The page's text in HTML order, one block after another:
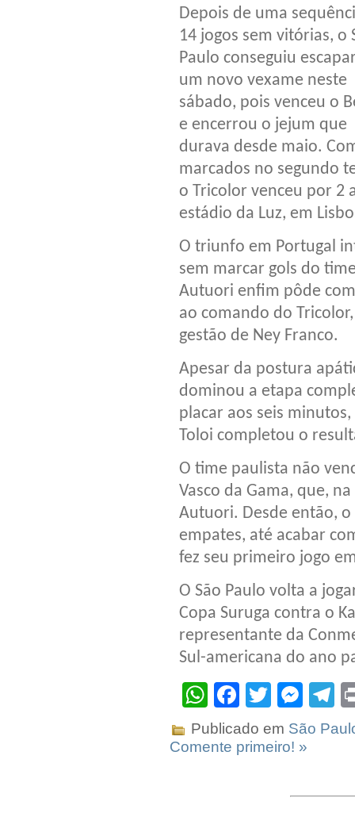
Depois de uma
14 jogos sem vitórias, o
Paulo conseguiu
um novo vexame neste
sábado, pois venceu o
e encerrou o jejum que
durava desde maio.
marcados no segundo
o Tricolor venceu por 2
estádio da Luz, em
O triunfo em Portugal
sem marcar gols do
Autuori enfim pôde
ao comando do
gestão de Ney Franco.
Apesar da postura
dominou a etapa
placar aos seis
Toloi completou o
O time paulista não
Vasco da Gama, que,
Autuori. Desde então,
empates, até acabar
fez seu primeiro jogo
O São Paulo volta a
Copa Suruga contra o
representante da
Sul-americana do ano
WhatsApp
Facebook
Twitter
Publicado em São
Comente primeiro! »